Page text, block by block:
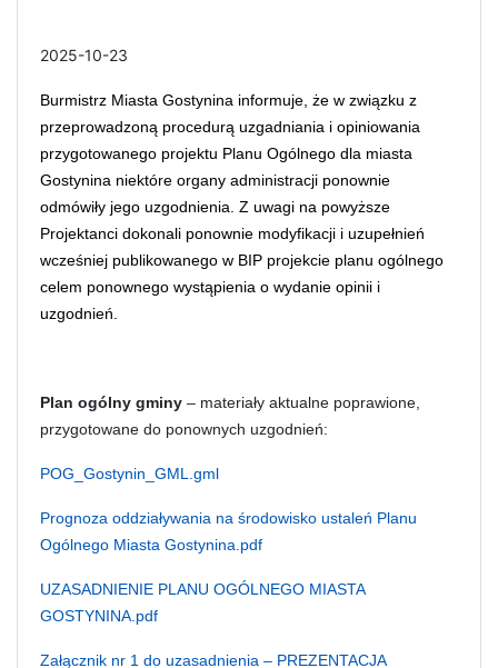
2025-10-23
Burmistrz Miasta Gostynina informuje, że w związku z
przeprowadzoną procedurą uzgadniania i opiniowania
przygotowanego projektu Planu Ogólnego dla miasta
Gostynina niektóre organy administracji ponownie
odmówiły jego uzgodnienia. Z uwagi na powyższe
Projektanci dokonali ponownie modyfikacji i uzupełnień
wcześniej publikowanego w BIP projekcie planu ogólnego
celem ponownego wystąpienia o wydanie opinii i
uzgodnień.
Plan ogólny gminy – materiały aktualne poprawione,
przygotowane do ponownych uzgodnień:
POG_Gostynin_GML.gml
Prognoza oddziaływania na środowisko ustaleń Planu
Ogólnego Miasta Gostynina.pdf
UZASADNIENIE PLANU OGÓLNEGO MIASTA
GOSTYNINA.pdf
Załącznik nr 1 do uzasadnienia – PREZENTACJA